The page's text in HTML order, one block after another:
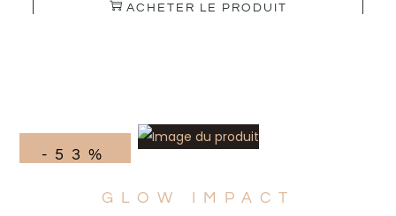
ACHETER LE PRODUIT
-53%
GLOW IMPACT